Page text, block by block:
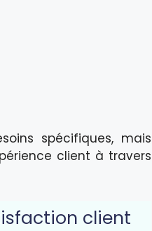
spécifiques, mais
client à travers
client